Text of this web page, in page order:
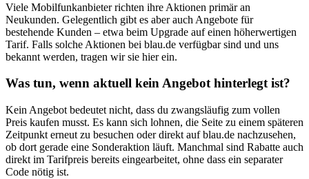
Viele Mobilfunkanbieter richten ihre Aktionen primär an
Neukunden. Gelegentlich gibt es aber auch Angebote für
bestehende Kunden – etwa beim Upgrade auf einen höherwertigen
Tarif. Falls solche Aktionen bei blau.de verfügbar sind und uns
bekannt werden, tragen wir sie hier ein.
Was tun, wenn aktuell kein Angebot hinterlegt ist?
Kein Angebot bedeutet nicht, dass du zwangsläufig zum vollen
Preis kaufen musst. Es kann sich lohnen, die Seite zu einem späteren
Zeitpunkt erneut zu besuchen oder direkt auf blau.de nachzusehen,
ob dort gerade eine Sonderaktion läuft. Manchmal sind Rabatte auch
direkt im Tarifpreis bereits eingearbeitet, ohne dass ein separater
Code nötig ist.